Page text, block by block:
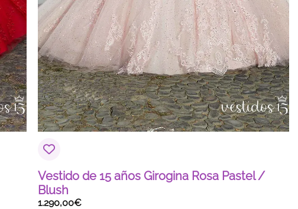
Vestido de 15 años Girogina Rosa Pastel /
Blush
1.290,00€